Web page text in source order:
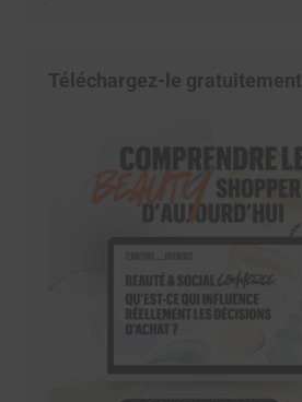
Téléchargez-le gratuitement